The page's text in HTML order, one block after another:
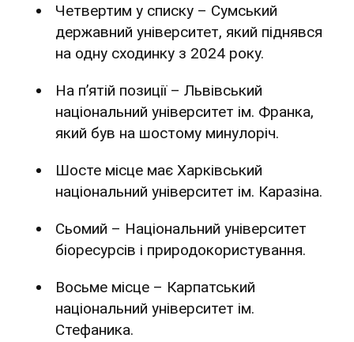
Четвертим у списку – Сумський
державний університет, який піднявся
на одну сходинку з 2024 року.
На п’ятій позиції – Львівський
національний університет ім. Франка,
який був на шостому минулоріч.
Шосте місце має Харківський
національний університет ім. Каразіна.
Сьомий – Національний університет
біоресурсів і природокористування.
Восьме місце – Карпатський
національний університет ім.
Стефаника.